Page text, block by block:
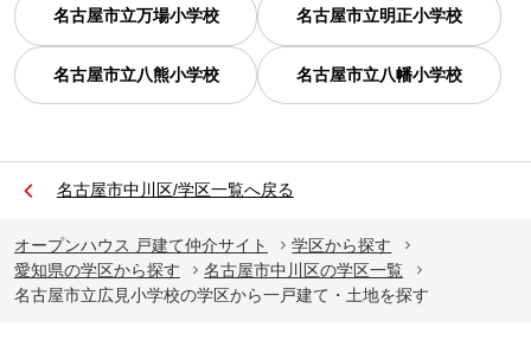
名古屋市立万場小学校 名古屋市立明正小学校
名古屋市立八熊小学校 名古屋市立八幡小学校
名古屋市中川区/学区一覧へ戻る
オープンハウス 戸建て仲介サイト
学区から探す
愛知県の学区から探す
名古屋市中川区の学区一覧
名古屋市立広見小学校の学区から一戸建て・土地を探す